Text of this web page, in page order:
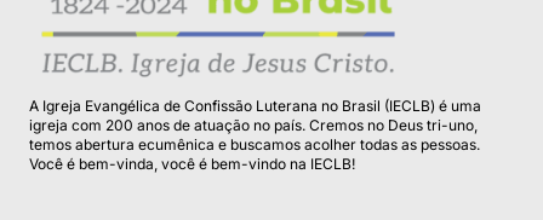
A Igreja Evangélica de Confissão Luterana no Brasil (IECLB) é uma
igreja com 200 anos de atuação no país. Cremos no Deus tri-uno,
temos abertura ecumênica e buscamos acolher todas as pessoas.
Você é bem-vinda, você é bem-vindo na IECLB!